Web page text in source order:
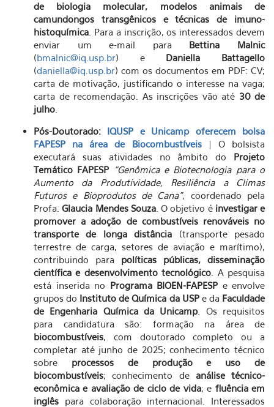
de biologia molecular, modelos animais de
camundongos transgênicos e técnicas de imuno-
histoquímica . Para a inscrição, os interessados devem
enviar um e-mail para Bettina Malnic
(bmalnic@iq.usp.br) e Daniella Battagello
(daniella@iq.usp.br) com os documentos em PDF: CV;
carta de motivação, justificando o interesse na vaga;
carta de recomendação. As inscrições vão até 30 de
julho
Pós-Doutorado: IQUSP e Unicamp oferecem bolsa
FAPESP na área de Biocombustíveis| O bolsista
executará suas atividades no âmbito do Projeto
Temático FAPESP
“Genômica e Biotecnologia para o
Aumento da Produtividade, Resiliência a Climas
Futuros e Bioprodutos de Cana”, coordenado pela
Profa.Glaucia Mendes Souza. O objetivo é investigar e
promover a adoção de combustíveis renováveis no
transporte de longa distância (transporte pesado
terrestre de carga, setores de aviação e marítimo),
contribuindo para políticas públicas, disseminação
científica e desenvolvimento tecnológico . A pesquisa
está inserida no Programa BIOEN-FAPESP e envolve
grupos do Instituto de Química da USP e da Faculdade
de Engenharia Química da Unicamp. Os requisitos
para candidatura são: formação na área de
biocombustíveis, com doutorado completo ou a
completar até junho de 2025; conhecimento técnico
sobre processos de produção e uso de
biocombustíveis; conhecimento de análise técnico-
econômica e avaliação de ciclo de vida; e fluência em
inglês para colaboração internacional. Interessados